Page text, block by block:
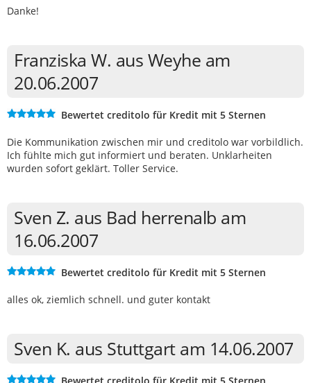
Danke!
Franziska W. aus Weyhe am
20.06.2007
Bewertet creditolo für Kredit mit 5 Sternen
Die Kommunikation zwischen mir und creditolo war vorbildlich.
Ich fühlte mich gut informiert und beraten. Unklarheiten
wurden sofort geklärt. Toller Service.
Sven Z. aus Bad herrenalb am
16.06.2007
Bewertet creditolo für Kredit mit 5 Sternen
alles ok, ziemlich schnell. und guter kontakt
Sven K. aus Stuttgart am 14.06.2007